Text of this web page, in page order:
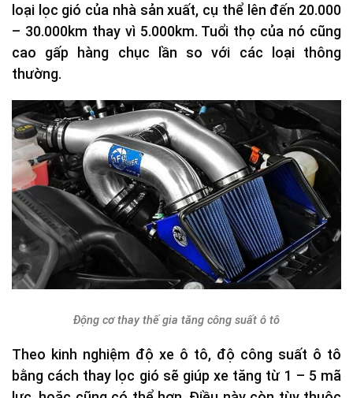
loại lọc gió của nhà sản xuất, cụ thể lên đến 20.000
– 30.000km thay vì 5.000km. Tuổi thọ của nó cũng
cao gấp hàng chục lần so với các loại thông
thường.
Động cơ thay thế gia tăng công suất ô tô
Theo kinh nghiệm độ xe ô tô, độ công suất ô tô
bằng cách thay lọc gió sẽ giúp xe tăng từ 1 – 5 mã